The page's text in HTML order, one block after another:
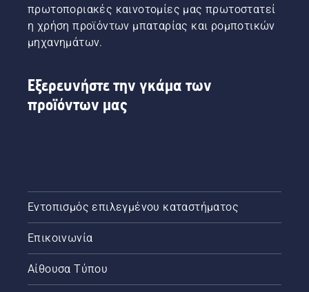
πρωτοποριακές καινοτομίες μας πρωτοστατεί
η χρήση προϊόντων μπαταρίας και ρομποτικών
μηχανημάτων.
Εξερευνήστε την γκάμα των
προϊόντων μας
Εντοπισμός επιλεγμένου καταστήματος
Επικοινωνία
Αίθουσα Τύπου